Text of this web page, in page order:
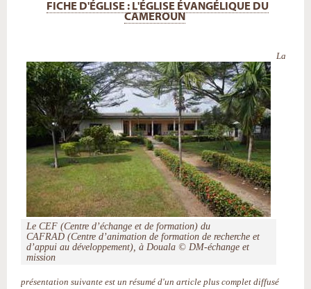
FICHE D'ÉGLISE : L'ÉGLISE ÉVANGÉLIQUE DU
CAMEROUN
Le CEF (Centre d’échange et de formation) du
CAFRAD (Centre d’animation de formation de recherche et
d’appui au développement), à Douala © DM-échange et
mission
La
présentation suivante est un résumé d'un article plus complet diffusé